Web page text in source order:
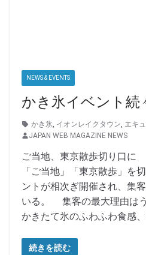
NEWS & EVENTS
かき氷イベント続
かき氷, イオンレイクタウン, エキ
JAPAN WEB MAGAZINE NEWS
ご当地、東京散歩切り口に
「ご当地」「東京散歩」を
ントが相次ぎ開催され、集
いる。 集客の最大理由はう
かきたて氷のふわふわ食感
続きを読む